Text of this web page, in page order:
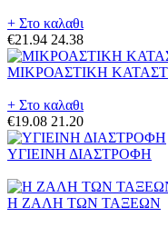
+ Στο καλαθι
€21.94 24.38
ΜΙΚΡΟΑΣΤΙΚΗ
+ Στο καλαθι
€19.08 21.20
ΥΓΙΕΙΝΗ ΔΙΑΣΤΡΟΦΗ
Η ΖΑΛΗ ΤΩΝ ΤΑΞΕΩΝ